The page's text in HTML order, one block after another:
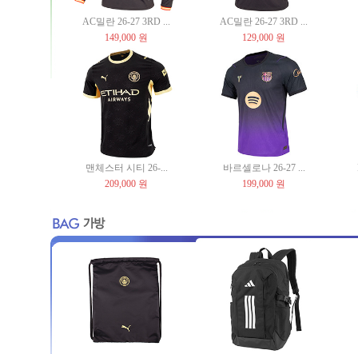
AC밀란 26-27 3RD ...
149,000 원
AC밀란 26-27 3RD ...
129,000 원
맨체스터 시티 26-...
209,000 원
바르셀로나 26-27 ...
199,000 원